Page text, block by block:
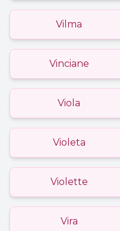
Vilma
Vinciane
Viola
Violeta
Violette
Vira